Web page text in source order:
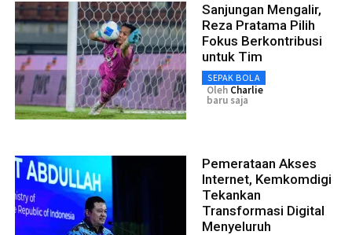
Sanjungan Mengalir,
Reza Pratama Pilih
Fokus Berkontribusi
untuk Tim
SEPAK BOLA
Oleh Charlie
baru saja
Pemerataan Akses
Internet, Kemkomdigi
Tekankan
Transformasi Digital
Menyeluruh